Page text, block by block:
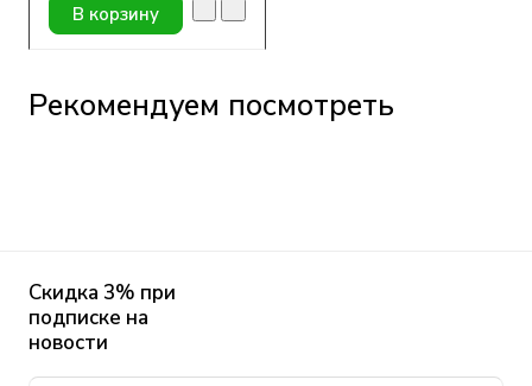
В корзину
Рекомендуем посмотреть
Скидка 3% при
подписке на
новости